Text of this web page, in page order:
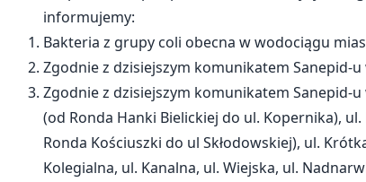
informujemy:
Bakteria z grupy coli obecna w wodociągu
Zgodnie z dzisiejszym komunikatem Sanepid-
Zgodnie z dzisiejszym komunikatem Sanepid-u
(od Ronda Hanki Bielickiej do ul. Kopernika),
Ronda Kościuszki do ul Skłodowskiej), ul.
Kolegialna, ul. Kanalna, ul. Wiejska, ul.